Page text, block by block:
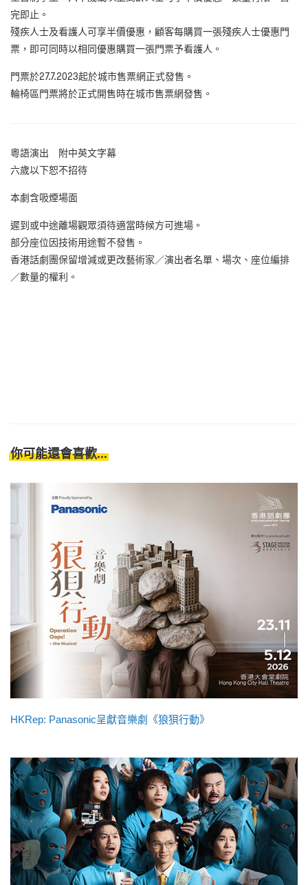
完即止。
殘疾人士及看護人可享半價優惠，顧客每購買一張殘疾人士優惠門
票，即可同時以相同優惠購買一張門票予看護人。
門票於27.7.2023起於城市售票網正式發售。
輪椅區門票將於正式開售時在城市售票網發售。
粵語演出 附中英文字幕
六歲以下恕不招待
本劇含吸煙場面
遲到或中途離場觀眾須待適當時候方可進場。
部分座位因技術用途暫不發售。
香港話劇團保留增減或更改藝術家／演出者名單、場次、座位編排
／數量的權利。
你可能還會喜歡...
HKRep: Panasonic呈獻音樂劇《狼狽行動》